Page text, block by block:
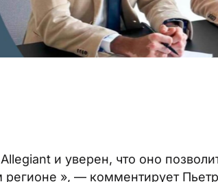
и уверен, что оно
регионе », — комментирует